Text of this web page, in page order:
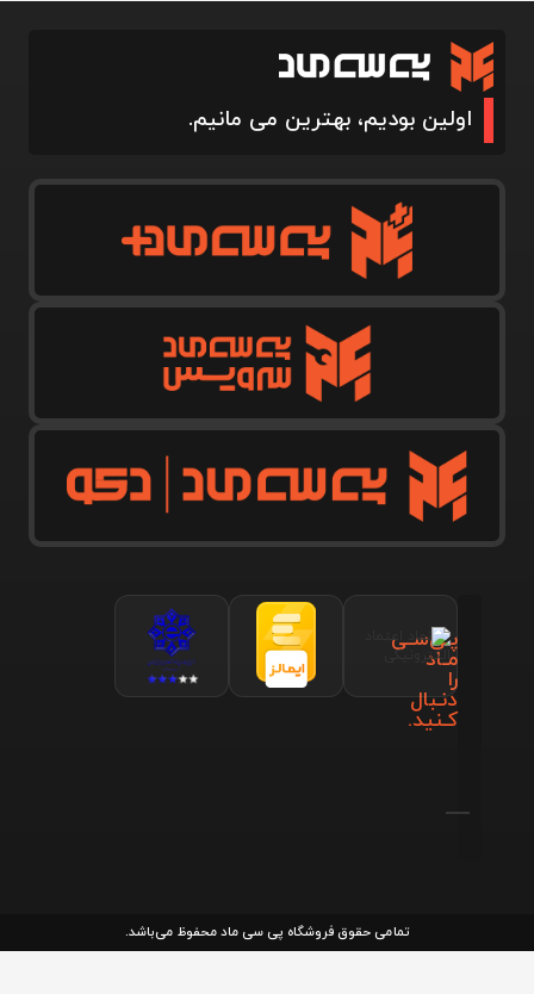
اولین بودیم، بهترین می مانیم.
پـی‌سـی
مـاد
را
دنـبال
کـنید.
تمامی حقوق فروشگاه پی سی ماد محفوظ می‌باشد.